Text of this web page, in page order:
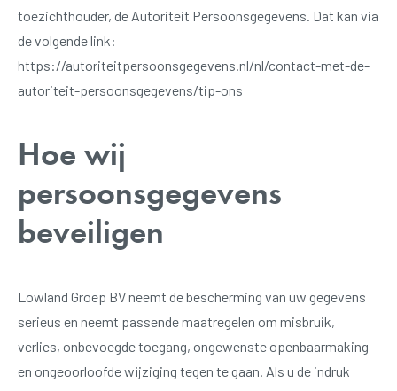
toezichthouder, de Autoriteit Persoonsgegevens. Dat kan via
de volgende link:
https://autoriteitpersoonsgegevens.nl/nl/contact-met-de-
autoriteit-persoonsgegevens/tip-ons
Hoe wij
persoonsgegevens
beveiligen
Lowland Groep BV neemt de bescherming van uw gegevens
serieus en neemt passende maatregelen om misbruik,
verlies, onbevoegde toegang, ongewenste openbaarmaking
en ongeoorloofde wijziging tegen te gaan. Als u de indruk